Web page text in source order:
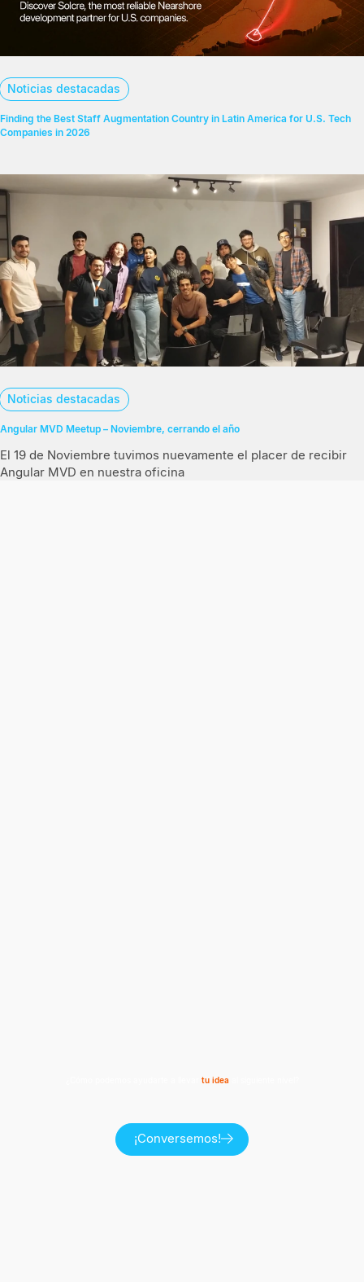
Noticias destacadas
Finding the Best Staff Augmentation Country in Latin America for U.S. Tech
Companies in 2026
Noticias destacadas
Angular MVD Meetup – Noviembre, cerrando el año
El 19 de Noviembre tuvimos nuevamente el placer de recibir
Angular MVD en nuestra oficina
tu idea
¡Conversemos!